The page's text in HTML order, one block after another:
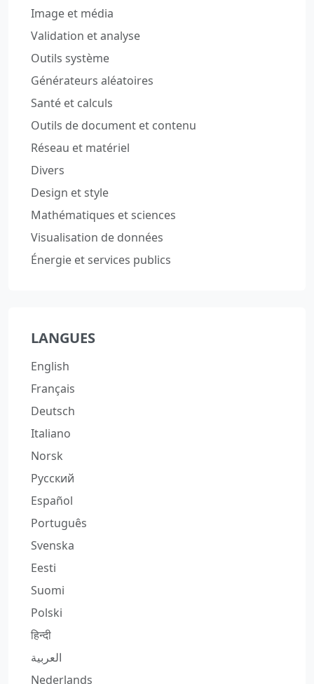
Image et média
Validation et analyse
Outils système
Générateurs aléatoires
Santé et calculs
Outils de document et contenu
Réseau et matériel
Divers
Design et style
Mathématiques et sciences
Visualisation de données
Énergie et services publics
LANGUES
English
Français
Deutsch
Italiano
Norsk
Русский
Español
Português
Svenska
Eesti
Suomi
Polski
हिन्दी
العربية
Nederlands